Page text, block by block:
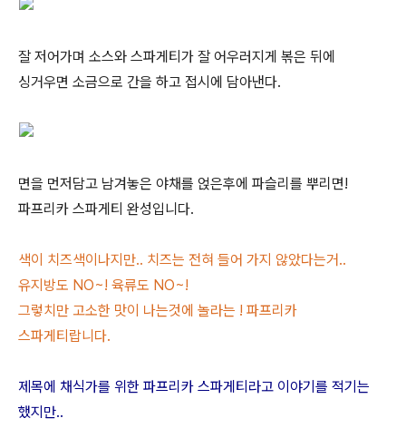
잘 저어가며 소스와 스파게티가 잘 어우러지게 볶은 뒤에
싱거우면 소금으로 간을 하고 접시에 담아낸다.
면을 먼저담고 남겨놓은 야채를 얹은후에 파슬리를 뿌리면!
파프리카 스파게티 완성입니다.
색이 치즈색이나지만.. 치즈는 전혀 들어 가지 않았다는거..
유지방도 NO~! 육류도 NO~!
그렇치만 고소한 맛이 나는것에 놀라는 ! 파프리카
스파게티랍니다.
제목에 채식가를 위한 파프리카 스파게티라고 이야기를 적기는
했지만..